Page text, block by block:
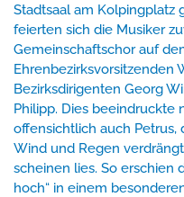
Stadtsaal am Kolpingplatz
feierten sich die Musiker
Gemeinschaftschor auf
Ehrenbezirksvorsitzenden
Bezirksdirigenten Georg
Philipp. Dies beeindruckte
offensichtlich auch Petrus,
Wind und Regen
scheinen lies. So erschien
hoch“ in einem